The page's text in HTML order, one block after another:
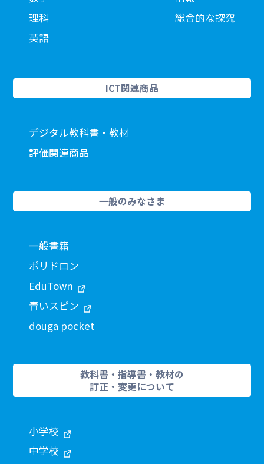
理科
英語
総合的な探究
ICT関連商品
デジタル教科書・教材
評価関連商品
一般のみなさま
一般書籍
ポリドロン
EduTown
青いスピン
douga pocket
教科書・指導書・教材の
訂正・変更について
小学校
中学校